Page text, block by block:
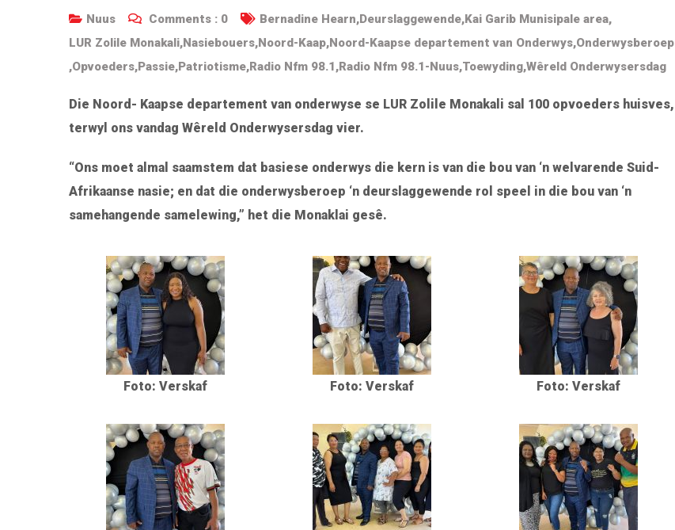
Nuus Comments : 0 Bernadine Hearn,Deurslaggewende,Kai Garib Munisipale area,
LUR Zolile Monakali,Nasiebouers,Noord-Kaap,Noord-Kaapse departement van Onderwys,Onderwysberoep
,Opvoeders,Passie,Patriotisme,Radio Nfm 98.1,Radio Nfm 98.1-Nuus,Toewyding,Wêreld Onderwysersdag
Die Noord- Kaapse departement van onderwyse se LUR Zolile Monakali sal 100 opvoeders huisves,
terwyl ons vandag Wêreld Onderwysersdag vier.
“Ons moet almal saamstem dat basiese onderwys die kern is van die bou van ‘n welvarende Suid-
Afrikaanse nasie; en dat die onderwysberoep ‘n deurslaggewende rol speel in die bou van ‘n
samehangende samelewing,” het die Monaklai gesê.
Foto: Verskaf Foto: Verskaf Foto: Verskaf